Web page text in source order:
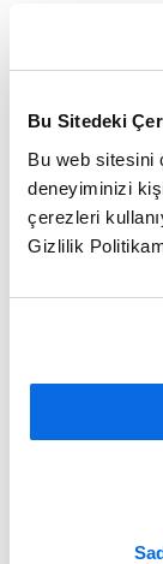
Bu Sitedeki
Bu web sitesini
deneyiminizi
çerezleri
Gizlilik
Görmek
Çok kategorili
zamandan tasarruf
mu?
alanındaki
yaratım sürecini